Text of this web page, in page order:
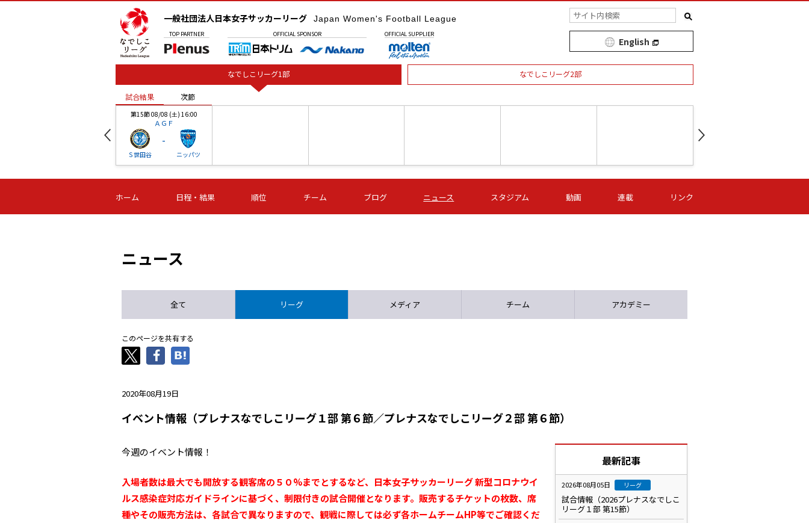
一般社団法人日本女子サッカーリーグ Japan Women's Football League
TOP PARTNER OFFICIAL SPONSOR OFFICIAL SUPPLIER
English
なでしこリーグ1部 なでしこリーグ2部
試合結果 次節
第15節 08/08 (土) 16:00
ＡＧＦ
Ｓ世田谷
-
ニッパツ
-
第16節 09/05 (土) 15:00
ニッパツ
-
第16節 09/05 (土) 15:00
石人の星
-
第16節 09/05 (土) 16:00
ＡＧＦ
-
いちご
-
第16節 09/06 (日) 15:00
-
第16節 09/06 (日) 15:00
- -
試合結果 次節
ホーム 日程・結果 順位 チーム ブログ ニュース スタジアム 動画 連載 リンク
ニュース
全て リーグ メディア チーム アカデミー
このページを共有する
2020年08月19日
イベント情報（プレナスなでしこリーグ１部 第６節／プレナスなでしこリーグ２部 第６節）
今週のイベント情報！
入場者数は最大でも開放する観客席の５０%までとするなど、日本女子サッカーリーグ 新型コロナウイ
ルス感染症対応ガイドラインに基づく、制限付きの試合開催となります。販売するチケットの枚数、席
種やその販売方法は、各試合で異なりますので、観戦に際しては必ず各ホームチームHP等でご確認くだ
最新記事
2026年08月05日 リーグ
試合情報（2026プレナスなでしこ
リーグ１部 第15節）